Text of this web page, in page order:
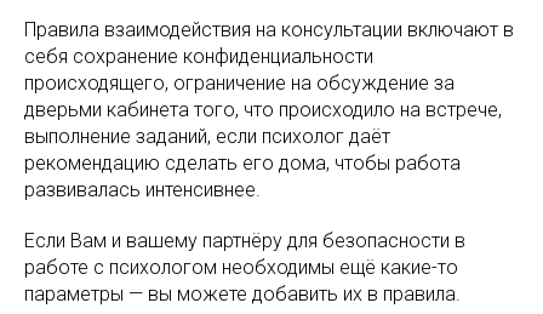
Правила взаимодействия на консультации включают в
себя сохранение конфиденциальности
происходящего, ограничение на обсуждение за
дверьми кабинета того, что происходило на встрече,
выполнение заданий, если психолог даёт
рекомендацию сделать его дома, чтобы работа
развивалась интенсивнее.
Если Вам и вашему партнёру для безопасности в
работе с психологом необходимы ещё какие-то
параметры — вы можете добавить их в правила.